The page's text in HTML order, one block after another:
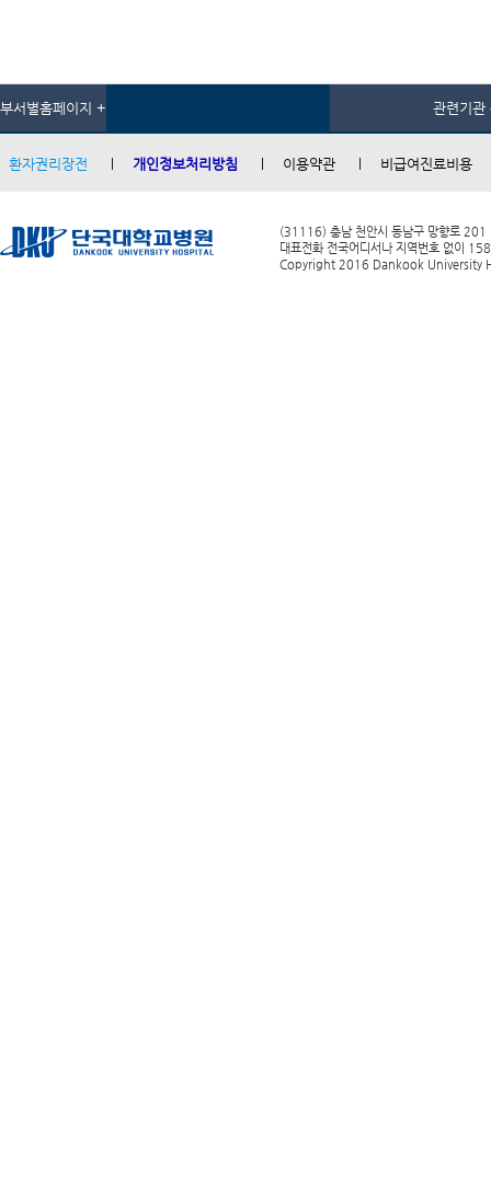
부서별홈페이지 + 관련기관
환자권리장전 개인정보처리방침 이용약관 비급여진료비용
(31116) 충남 천안시 동남구 망향로 201
대표전화 전국어디서나 지역번호 없이
Copyright 2016 Dankook University